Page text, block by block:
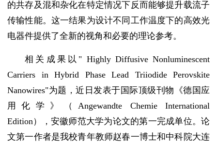
的共存及混和杂化在特定情况下反而能够提升载流子
传输性能。这一结果为设计不同工作温度下的高效光
电器件提供了全新的视角和必要的理论参考。
相关成果以" Highly Diffusive Nonluminescent
Carriers in Hybrid Phase Lead Triiodide Perovskite
Nanowires"为题，近日发表于国际顶级刊物《德国应
用化学》（Angewandte Chemie International
Edition），安徽师范大学为论文的第一完成单位。论
文第一作者是我校青年教师赵春一博士和中科院大连